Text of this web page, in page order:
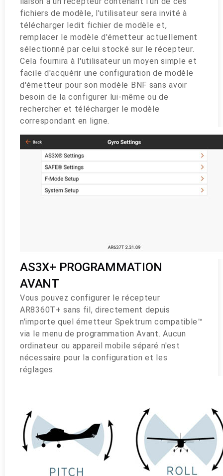
fichiers de modèle, l'utilisateur sera invité à
télécharger ledit fichier de modèle et,
remplacer le modèle d'émetteur actuellement
sélectionné par celui stocké sur le récepteur.
Cela fournira à l'utilisateur un moyen simple et
facile d'acquérir une configuration de modèle
d'émetteur pour son modèle BNF sans avoir
besoin de la configurer lui-même ou de
rechercher et télécharger le modèle
correspondant en ligne.
AS3X+ PROGRAMMATION
AVANT
Vous pouvez configurer le récepteur
AR8360T+ sans fil, directement depuis
n'importe quel émetteur Spektrum compatible™
via le menu de programmation Avant. Aucun
ordinateur ou appareil mobile séparé n'est
nécessaire pour la configuration et les
réglages.